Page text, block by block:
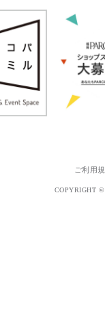
ご利用
COPYRIGHT ©